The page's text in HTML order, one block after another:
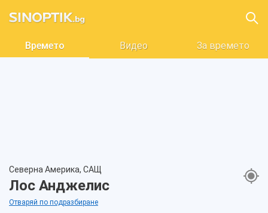
Времето Видео За времето
Северна Америка, САЩ
Лос Анджелис
Отваряй по подразбиране